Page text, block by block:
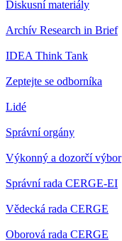
Diskusní materiály
Archív Research in Brief
IDEA Think Tank
Zeptejte se odborníka
Lidé
Správní orgány
Výkonný a dozorčí výbor
Správní rada CERGE-EI
Vědecká rada CERGE
Oborová rada CERGE